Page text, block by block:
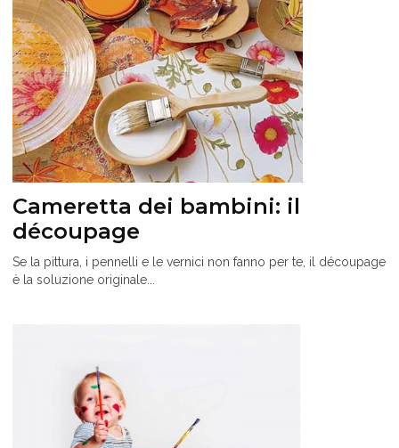
Cameretta dei bambini: il
découpage
Se la pittura, i pennelli e le vernici non fanno per te, il découpage
è la soluzione originale...